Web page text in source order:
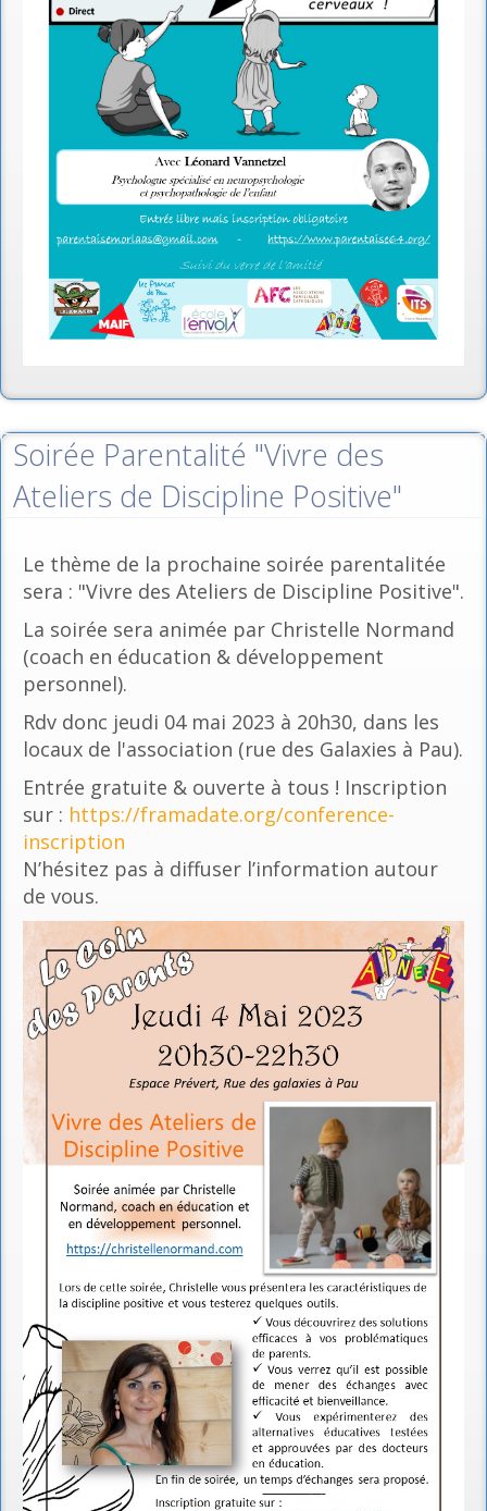
Soirée Parentalité "Vivre des
Ateliers de Discipline Positive"
Le thème de la prochaine soirée parentalitée
sera : "Vivre des Ateliers de Discipline Positive".
La soirée sera animée par Christelle Normand
(coach en éducation & développement
personnel).
Rdv donc jeudi 04 mai 2023 à 20h30, dans les
locaux de l'association (rue des Galaxies à Pau).
Entrée gratuite & ouverte à tous ! Inscription
sur : https://framadate.org/conference-
inscription
N’hésitez pas à diffuser l’information autour
de vous.